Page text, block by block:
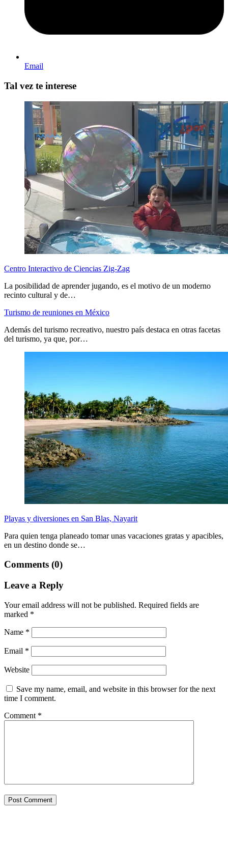
Email
Tal vez te interese
Centro Interactivo de Ciencias Zig-Zag
La posibilidad de aprender jugando, es el motivo de un moderno
recinto cultural y de…
Turismo de reuniones en México
Además del turismo recreativo, nuestro país destaca en otras facetas
del turismo, ya que, por…
Playas y diversiones en San Blas, Nayarit
Para quien tenga planeado tomar unas vacaciones gratas y apacibles,
en un destino donde se…
Comments (0)
Leave a Reply
Your email address will not be published. Required fields are
marked *
Name *
Email *
Website
Save my name, email, and website in this browser for the next
time I comment.
Comment *